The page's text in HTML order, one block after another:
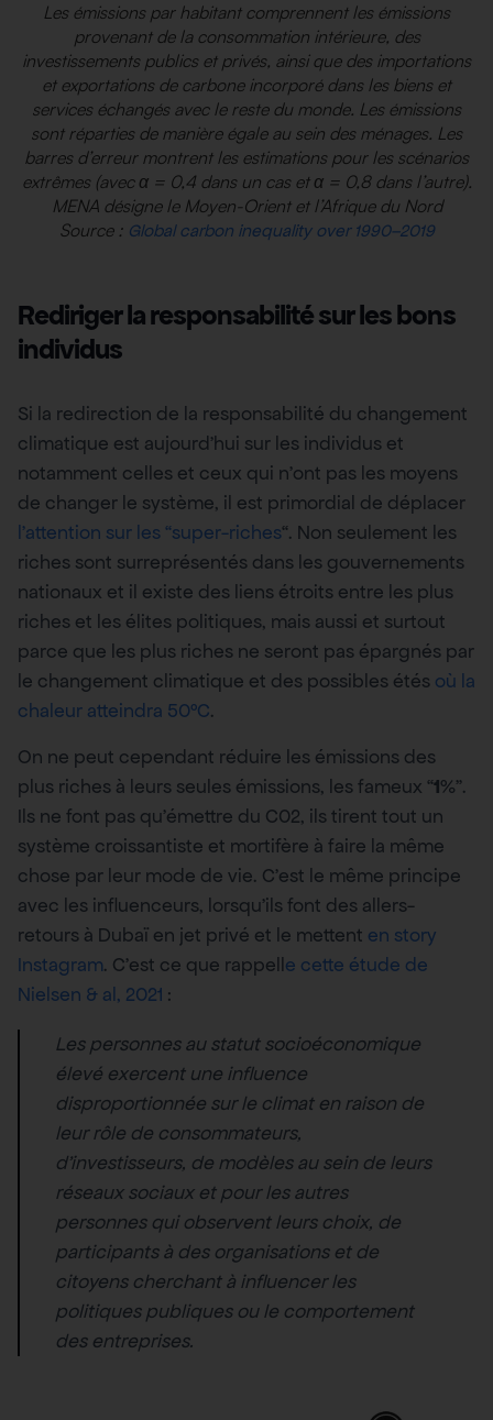
Les émissions par habitant comprennent les émissions
provenant de la consommation intérieure, des
investissements publics et privés, ainsi que des importations
et exportations de carbone incorporé dans les biens et
services échangés avec le reste du monde. Les émissions
sont réparties de manière égale au sein des ménages. Les
barres d’erreur montrent les estimations pour les scénarios
extrêmes (avec α = 0,4 dans un cas et α = 0,8 dans l’autre).
MENA désigne le Moyen-Orient et l’Afrique du Nord
Source : Global carbon inequality over 1990–2019
Rediriger la responsabilité sur les bons
individus
Si la redirection de la responsabilité du changement
climatique est aujourd’hui sur les individus et
notamment celles et ceux qui n’ont pas les moyens
de changer le système, il est primordial de déplacer
l’attention sur les “super-riches“. Non seulement les
riches sont surreprésentés dans les gouvernements
nationaux et il existe des liens étroits entre les plus
riches et les élites politiques, mais aussi et surtout
parce que les plus riches ne seront pas épargnés par
le changement climatique et des possibles étés où la
chaleur atteindra 50°C.
On ne peut cependant réduire les émissions des
plus riches à leurs seules émissions, les fameux “1%”.
Ils ne font pas qu’émettre du C02, ils tirent tout un
système croissantiste et mortifère à faire la même
chose par leur mode de vie. C’est le même principe
avec les influenceurs, lorsqu’ils font des allers-
retours à Dubaï en jet privé et le mettent en story
Instagram. C’est ce que rappelle cette étude de
Nielsen & al, 2021 :
Les personnes au statut socioéconomique
élevé exercent une influence
disproportionnée sur le climat en raison de
leur rôle de consommateurs,
d’investisseurs, de modèles au sein de leurs
réseaux sociaux et pour les autres
personnes qui observent leurs choix, de
participants à des organisations et de
citoyens cherchant à influencer les
politiques publiques ou le comportement
des entreprises.